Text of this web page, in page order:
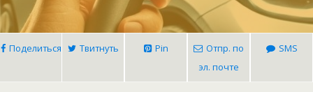
Поделиться Твитнуть Pin
Отпр. по
эл. почте
SMS